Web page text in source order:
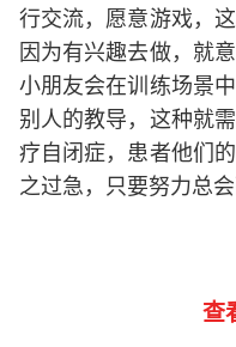
行交流，愿意游戏，
因为有兴趣去做，就
小朋友会在训练场景
别人的教导，这种就
疗自闭症，患者他们
之过急，只要努力总会
查